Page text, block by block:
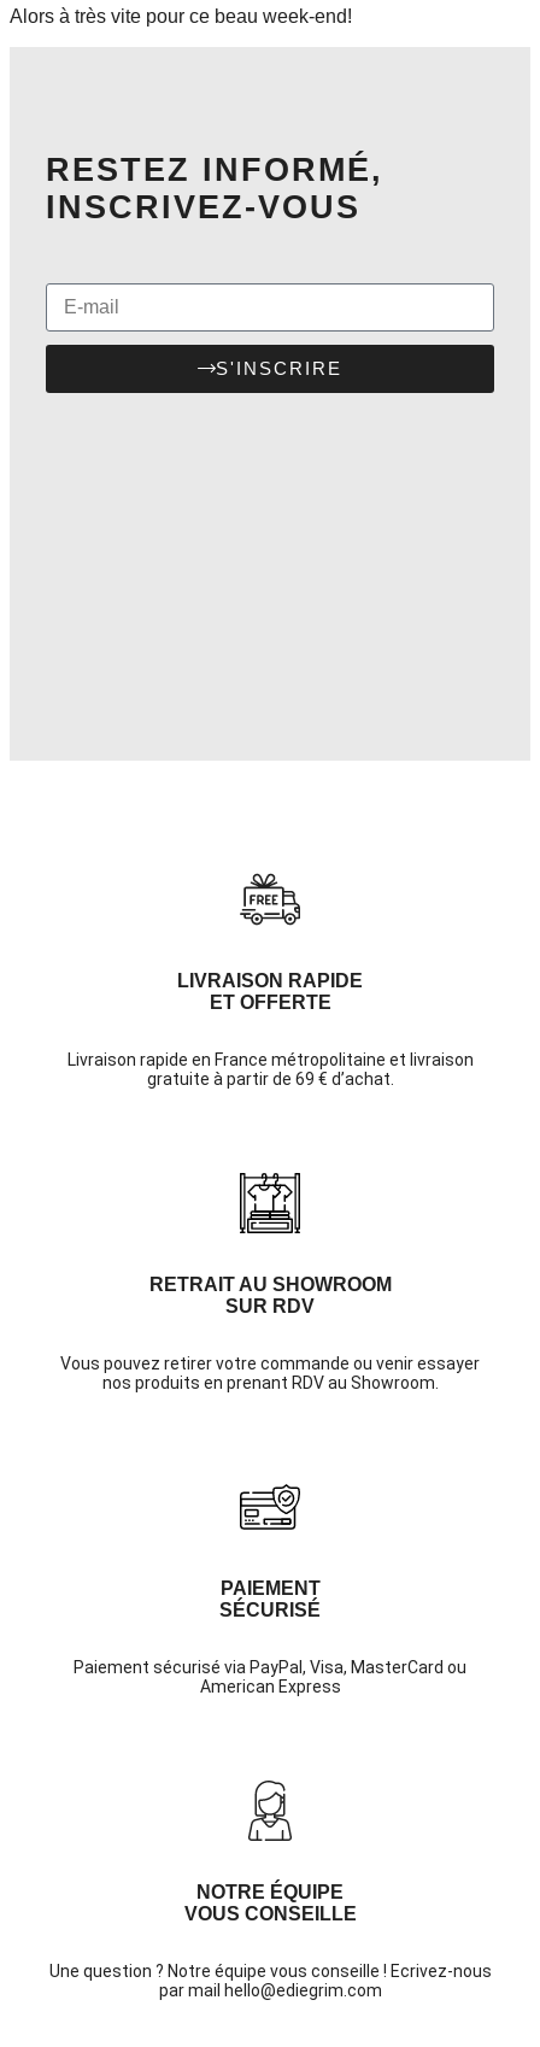
Alors à très vite pour ce beau week-end!
RESTEZ INFORMÉ,
INSCRIVEZ-VOUS
S'INSCRIRE
LIVRAISON RAPIDE
ET OFFERTE
Livraison rapide en France métropolitaine et livraison
gratuite à partir de 69 € d’achat.
RETRAIT AU SHOWROOM
SUR RDV
Vous pouvez retirer votre commande ou venir essayer
nos produits en prenant RDV au Showroom.
PAIEMENT
SÉCURISÉ
Paiement sécurisé via PayPal, Visa, MasterCard ou
American Express
NOTRE ÉQUIPE
VOUS CONSEILLE
Une question ? Notre équipe vous conseille ! Ecrivez-nous
par mail hello@ediegrim.com